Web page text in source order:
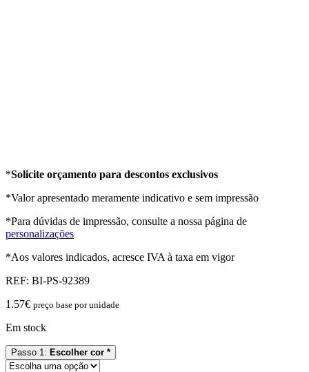
*Solicite orçamento para descontos exclusivos
*Valor apresentado meramente indicativo e sem impressão
*Para dúvidas de impressão, consulte a nossa página de
personalizações
*Aos valores indicados, acresce IVA à taxa em vigor
REF: BI-PS-92389
1.57€ preço base por unidade
Em stock
Passo 1: Escolher cor *